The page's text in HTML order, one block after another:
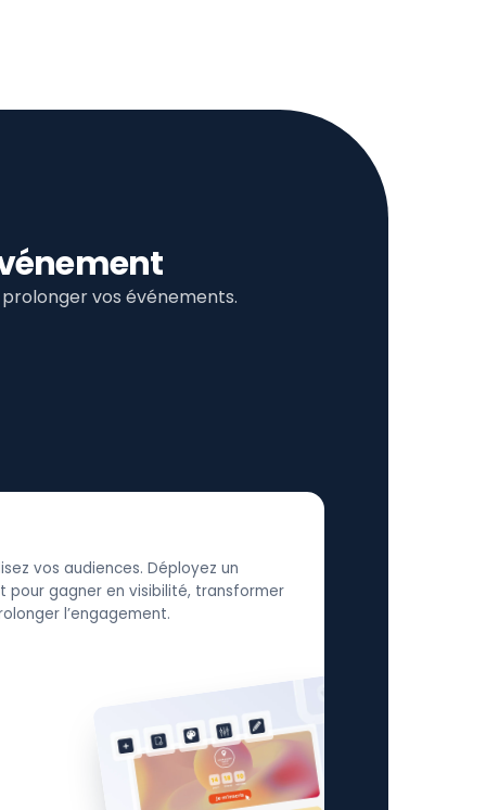
vos événements.
vos audiences. Déployez un
gagner en visibilité, transformer
l’engagement.